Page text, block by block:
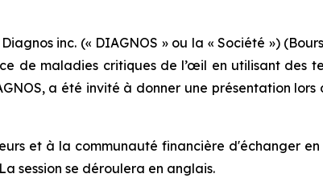
inc. (« DIAGNOS » ou la « Société »)
de maladies critiques de l’œil en utilisant des
a été invité à donner une présentation
et à la communauté financière d'échanger
session se déroulera en anglais.